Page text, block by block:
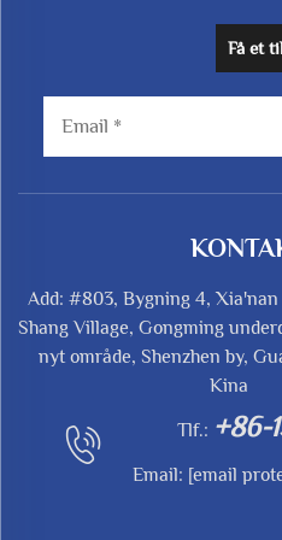
Få et
Add: #803, Bygning 4,
Shang Village, Gongming
nyt område, Shenzhen by,
Kina
Tlf.: +86-
Email: [email